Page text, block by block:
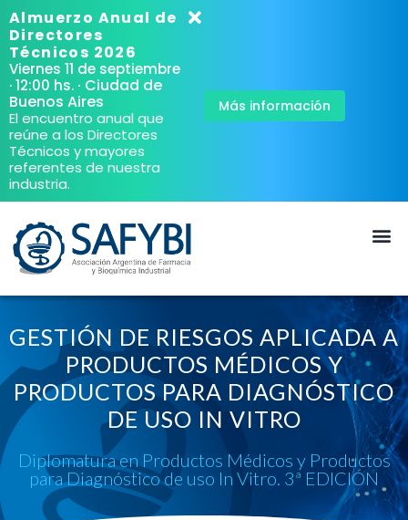
Almuerzo Anual de
Directores
Técnicos 2026
Viernes 11 de septiembre
· 12:00 hs. · Ciudad de
Buenos Aires
El encuentro anual que
reúne a los Directores
Técnicos y mayores
referentes de nuestra
industria.
Más información
GESTIÓN DE RIESGOS APLICADA A
PRODUCTOS MÉDICOS Y
PRODUCTOS PARA DIAGNÓSTICO
DE USO IN VITRO
Diplomatura en Productos Médicos y Productos
para Diagnóstico de uso In Vitro. 3ª EDICIÓN